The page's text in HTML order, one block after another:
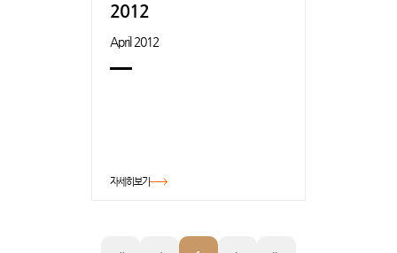
2012
April 2012
자세히보기